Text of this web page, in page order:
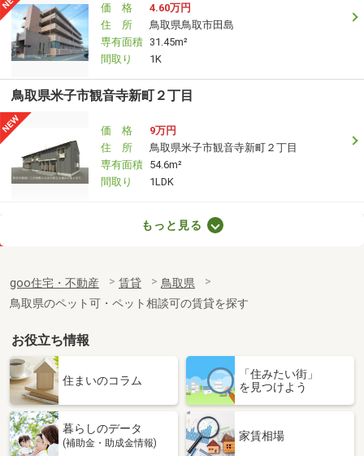
価 格
4.60万円
住 所
鳥取県鳥取市田島
専有面積 31.45m²
間取り
1K
鳥取県米子市観音寺新町２丁目
価 格
9万円
住 所
鳥取県米子市観音寺新町２丁目
専有面積 54.6m²
間取り
1LDK
鳥取県鳥取市賀露町北２丁目
専有面積
23.18m²
間取り
1K
鳥取県倉吉市天神町
価 格
4.10万円
鳥取県倉吉市天神町
専有面積 26.08m²
間取り
もっと見る
goo住宅・不動産 賃貸
鳥取県
鳥取県のペット可・ペット相談可の賃貸を探す
お役立ち情報
住まいのコラム
「住みたい街」
を見つけよう
暮らしのデータ
(補助金・助成金情報)
家賃相場